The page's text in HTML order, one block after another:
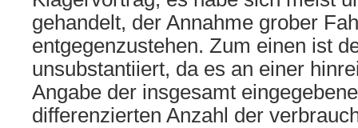
gehandelt, der Annahme grober
entgegenzustehen. Zum einen ist
unsubstantiiert, da es an einer
Angabe der insgesamt
differenzierten Anzahl der